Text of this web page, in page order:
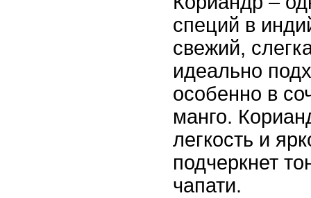
специй в
свежий,
идеально
особенно в
манго.
легкость и
подчеркнет
чапати.